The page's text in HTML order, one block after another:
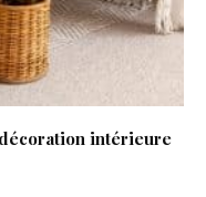
intérieure